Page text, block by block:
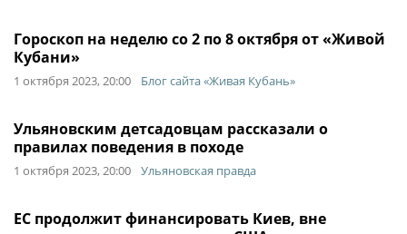
Гороскоп на неделю со 2 по 8 октября от «Живой
Кубани»
1 октября 2023, 20:00 Блог сайта «Живая Кубань»
Ульяновским детсадовцам рассказали о
правилах поведения в походе
1 октября 2023, 20:00 Ульяновская правда
ЕС продолжит финансировать Киев, вне